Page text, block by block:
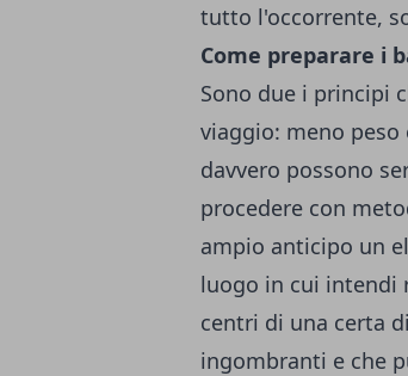
tutto l'occorrente,
Come preparare i
Sono due i principi
viaggio: meno
davvero possono
procedere con
ampio anticipo un
luogo in cui intendi
centri di una certa
ingombranti e che